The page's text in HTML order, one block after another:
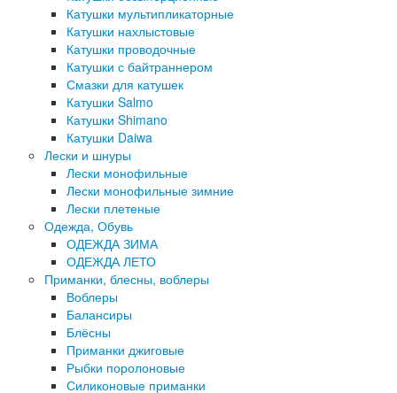
Катушки мультипликаторные
Катушки нахлыстовые
Катушки проводочные
Катушки с байтраннером
Смазки для катушек
Катушки Salmo
Катушки Shimano
Катушки Daiwa
Лески и шнуры
Лески монофильные
Лески монофильные зимние
Лески плетеные
Одежда, Обувь
ОДЕЖДА ЗИМА
ОДЕЖДА ЛЕТО
Приманки, блесны, воблеры
Воблеры
Балансиры
Блёсны
Приманки джиговые
Рыбки поролоновые
Силиконовые приманки